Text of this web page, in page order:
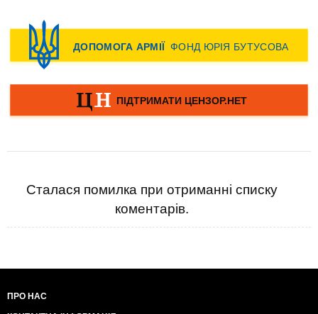
Сталася помилка при отриманні списку
коментарів.
ПРО НАС